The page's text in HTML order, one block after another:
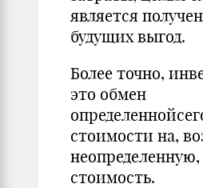
является
будущих выгод.
Более точно,
это обмен
стоимости на,
стоимость.